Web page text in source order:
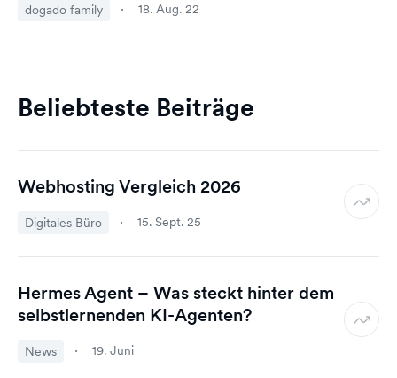
dogado family 18. Aug. 22
Beliebteste Beiträge
Webhosting Vergleich 2026
Digitales Büro 15. Sept. 25
Hermes Agent – Was steckt hinter dem
selbstlernenden KI-Agenten?
News 19. Juni